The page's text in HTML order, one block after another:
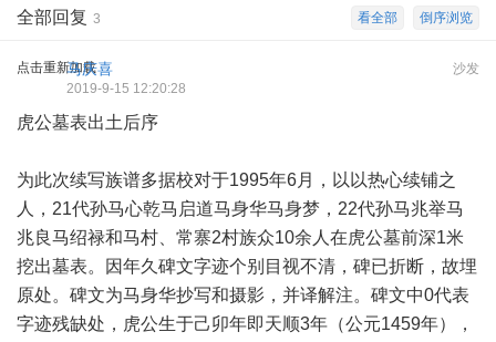
倒序浏览
看全部
全部回复 3
点击重新加载 沙发
马庆喜
2019-9-15 12:20:28
虎公墓表出土后序
为此次续写族谱多据校对于1995年6月，以以热心续铺之
人，21代孙马心乾马启道马身华马身梦，22代孙马兆举马
兆良马绍禄和马村、常寨2村族众10余人在虎公墓前深1米
挖出墓表。因年久碑文字迹个别目视不清，碑已折断，故埋
原处。碑文为马身华抄写和摄影，并译解注。碑文中0代表
字迹残缺处，虎公生于己卯年即天顺3年（公元1459年），